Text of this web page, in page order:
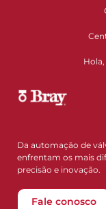
Da automação de
enfrentam os mais
precisão e inovação.
Fale conosco